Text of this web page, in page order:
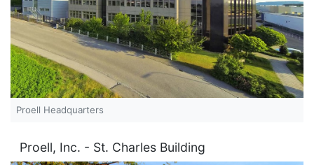
Proell Headquarters
Proell, Inc. - St. Charles Building